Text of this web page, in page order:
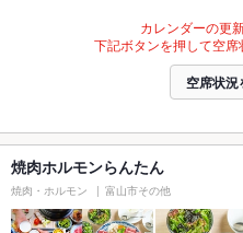
カレンダーの更
下記ボタンを押して空席
空席状況
焼肉ホルモンらんたん
焼肉・ホルモン 富山市その他